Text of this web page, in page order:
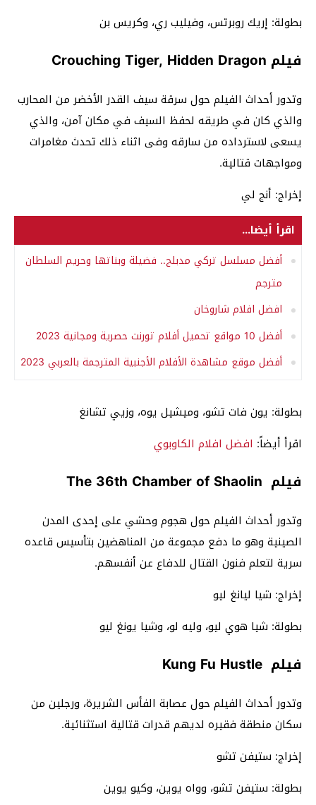
بطولة: إريك روبرتس، وفيليب ري، وكريس بن
فيلم Crouching Tiger, Hidden Dragon
وتدور أحداث الفيلم حول سرقة سيف القدر الأخضر من المحارب
والذي كان في طريقه لحفظ السيف في مكان آمن، والذي
يسعى لاسترداده من سارقه وفى اثناء ذلك تحدث مغامرات
ومواجهات قتالية.
إخراج: أنج لي
اقرأ أيضا...
أفضل مسلسل تركي مدبلج.. فضيلة وبناتها وحريم السلطان
مترجم
افضل افلام شاروخان
أفضل 10 مواقع تحميل أفلام تورنت حصرية ومجانية 2023
أفضل موقع مشاهدة الأفلام الأجنبية المترجمة بالعربي 2023
بطولة: يون فات تشو، وميشيل يوه، وزيي تشانغ
اقرأ أيضاً: افضل افلام الكاوبوي
فيلم The 36th Chamber of Shaolin
وتدور أحداث الفيلم حول هجوم وحشي على إحدى المدن
الصينية وهو ما دفع مجموعة من المناهضين بتأسيس قاعده
سرية لتعلم فنون القتال للدفاع عن أنفسهم.
إخراج: شيا ليانغ ليو
بطولة: شيا هوي ليو، وليه لو، وشيا يونغ ليو
فيلم Kung Fu Hustle
وتدور أحداث الفيلم حول عصابة الفأس الشريرة، ورجلين من
سكان منطقة فقيره لديهم قدرات قتالية استثنائية.
إخراج: ستيفن تشو
بطولة: ستيفن تشو، وواه يوين، وكيو يوين